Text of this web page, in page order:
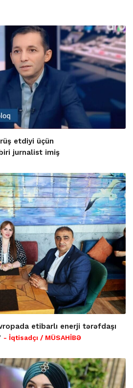
etdiyi üçün
jurnalist imiş
etibarlı enerji tərəfdaşı
- İqtisadçı / MÜSAHİBƏ